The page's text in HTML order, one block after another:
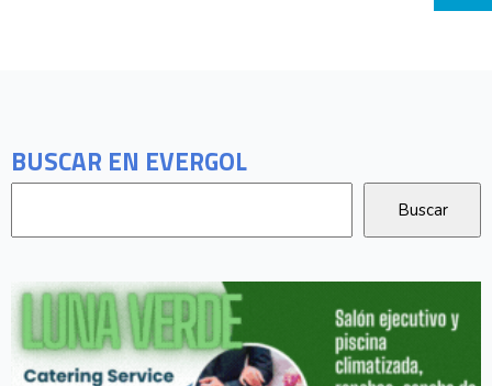
BUSCAR EN EVERGOL